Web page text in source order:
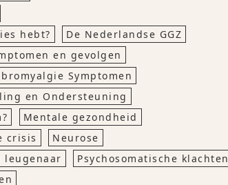
hebt?
De Nederlandse GGZ
en gevolgen
Symptomen
en Ondersteuning
Mentale gezondheid
crisis
Neurose
leugenaar
Psychosomatische klachten